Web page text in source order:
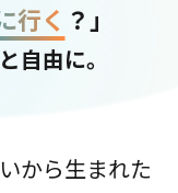
行く ？」
自由に。
から生まれた